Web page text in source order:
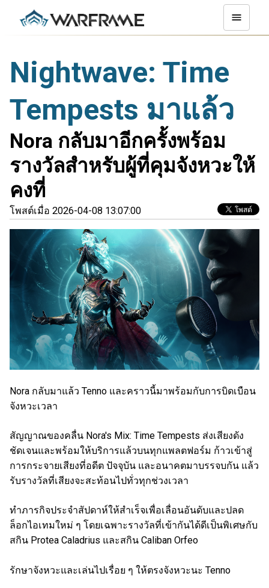
Nightwave: Time
Tempests มาแล้ว
Nora กลับมาอีกครั้งพร้อม
รางวัลสำหรับผู้ที่คุมจังหวะให้
คงที่
โพสต์เมื่อ 2026-04-08 13:07:00
Nora กลับมาแล้ว Tenno และคราวนี้มาพร้อมกับการบิดเบือน
จังหวะเวลา
สัญญาณของคลื่น Nora's Mix: Time Tempests ส่งเสียงดัง
ชัดเจนและพร้อมให้บริการแล้วบนทุกแพลตฟอร์ม ก้าวเข้าสู่
การกระจายเสียงที่อดีต ปัจจุบัน และอนาคตมาบรรจบกัน แล้ว
รับรางวัลที่เสียงจะสะท้อนไปทั่วทุกช่วงเวลา
ทำภารกิจประจำสัปดาห์ให้สำเร็จเพื่อเลื่อนอันดับและปลด
ล็อกไอเทมใหม่ ๆ โดยเฉพาะรางวัลที่เข้ากันได้ดีเป็นพิเศษกับ
สกิน Protea Caladrius และสกิน Caliban Orfeo
รักษาจังหวะและเล่นไปเรื่อย ๆ ให้ตรงจังหวะนะ Tenno